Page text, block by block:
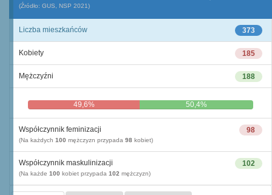
(Źródło: GUS, NSP 2021)
373
Liczba mieszkańców
185
Kobiety
188
Mężczyźni
49,6% 50,4%
98
Współczynnik feminizacji
(Na każdych 100 mężczyzn przypada 98 kobiet)
102
Współczynnik maskulinizacji
(Na każde 100 kobiet przypada 102 mężczyzn)